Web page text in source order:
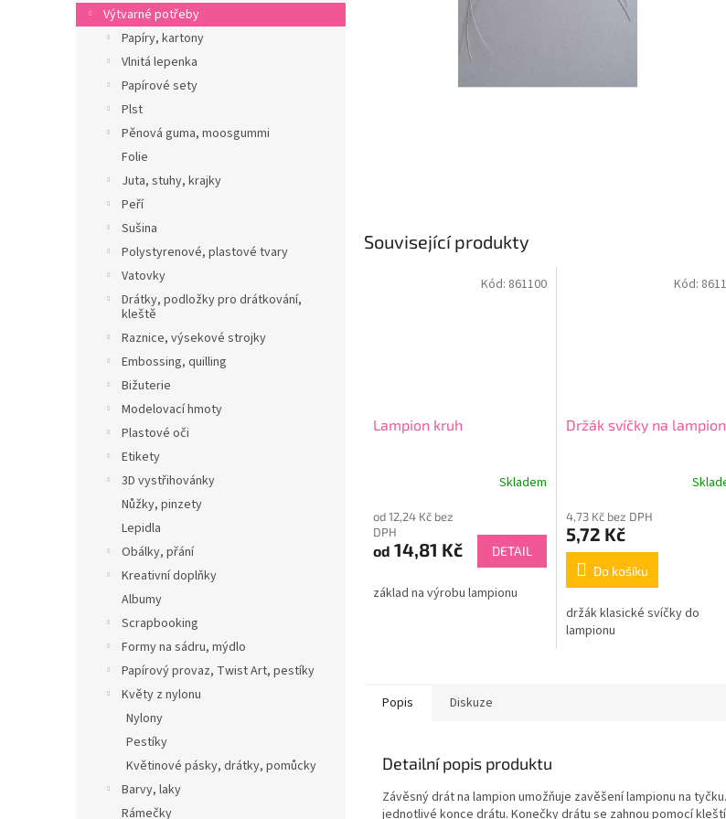
n
e
Výtvarné potřeby
Papíry, kartony
Vlnitá lepenka
Papírové sety
Plst
Pěnová guma, moosgummi
Folie
Juta, stuhy, krajky
Peří
Sušina
Polystyrenové, plastové tvary
Vatovky
Drátky, podložky pro drátkování,
kleště
Raznice, výsekové strojky
Embossing, quilling
Bižuterie
Modelovací hmoty
Plastové oči
Etikety
3D vystřihovánky
Nůžky, pinzety
Lepidla
Obálky, přání
Kreativní doplňky
Albumy
Scrapbooking
Formy na sádru, mýdlo
Papírový provaz, Twist Art, pestíky
Květy z nylonu
Nylony
Pestíky
Květinové pásky, drátky, pomůcky
Barvy, laky
Rámečky
Související produkty
Lampion kruh
Skladem
od 12,24 Kč bez
DPH
od 14,81 Kč DETAIL
základ na výrobu lampionu
Kód: 861100
Držák svíčky na lampion
4,73 Kč bez DPH
5,72 Kč
Do košíku
držák klasické svíčky do
lampionu
Kód:
Popis Diskuze
Detailní popis produktu
Závěsný drát na lampion umožňuje zavěšení lampionu na
jednotlivé konce drátu. Konečky drátu se zahnou pomocí